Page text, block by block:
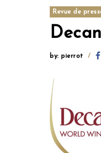
Revue de
by: pierrot